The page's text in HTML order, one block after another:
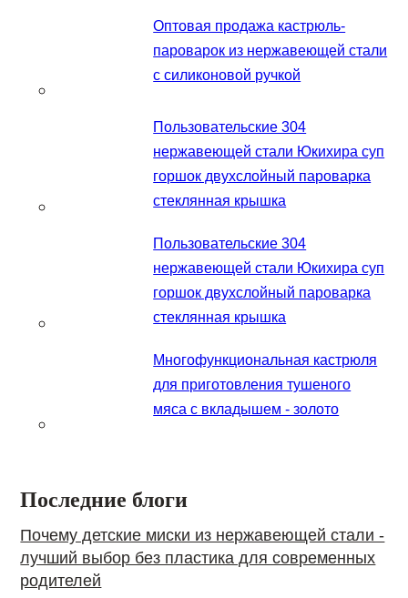
Оптовая продажа кастрюль-
пароварок из нержавеющей стали
с силиконовой ручкой
Пользовательские 304
нержавеющей стали Юкихира суп
горшок двухслойный пароварка
стеклянная крышка
Пользовательские 304
нержавеющей стали Юкихира суп
горшок двухслойный пароварка
стеклянная крышка
Многофункциональная кастрюля
для приготовления тушеного
мяса с вкладышем - золото
Последние блоги
Почему детские миски из нержавеющей стали -
лучший выбор без пластика для современных
родителей